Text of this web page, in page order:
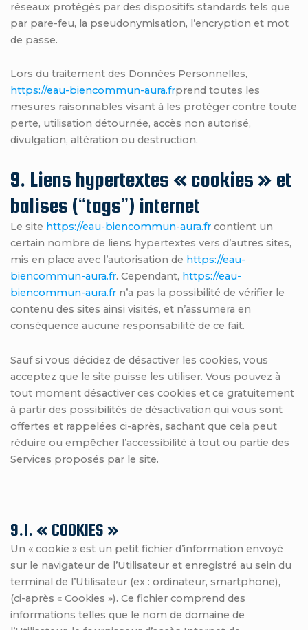
réseaux protégés par des dispositifs standards tels que
par pare-feu, la pseudonymisation, l’encryption et mot
de passe.
Lors du traitement des Données Personnelles,
https://eau-biencommun-aura.frprend toutes les
mesures raisonnables visant à les protéger contre toute
perte, utilisation détournée, accès non autorisé,
divulgation, altération ou destruction.
9. Liens hypertextes « cookies » et
balises (“tags”) internet
Le site https://eau-biencommun-aura.fr contient un
certain nombre de liens hypertextes vers d’autres sites,
mis en place avec l’autorisation de https://eau-
biencommun-aura.fr. Cependant, https://eau-
biencommun-aura.fr n’a pas la possibilité de vérifier le
contenu des sites ainsi visités, et n’assumera en
conséquence aucune responsabilité de ce fait.
Sauf si vous décidez de désactiver les cookies, vous
acceptez que le site puisse les utiliser. Vous pouvez à
tout moment désactiver ces cookies et ce gratuitement
à partir des possibilités de désactivation qui vous sont
offertes et rappelées ci-après, sachant que cela peut
réduire ou empêcher l’accessibilité à tout ou partie des
Services proposés par le site.
9.1. « COOKIES »
Un « cookie » est un petit fichier d’information envoyé
sur le navigateur de l’Utilisateur et enregistré au sein du
terminal de l’Utilisateur (ex : ordinateur, smartphone),
(ci-après « Cookies »). Ce fichier comprend des
informations telles que le nom de domaine de